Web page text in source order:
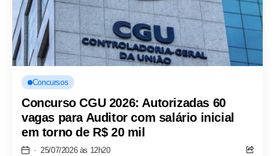
Concursos
Concurso CGU 2026: Autorizadas 60
vagas para Auditor com salário inicial
em torno de R$ 20 mil
25/07/2026 às 12h20